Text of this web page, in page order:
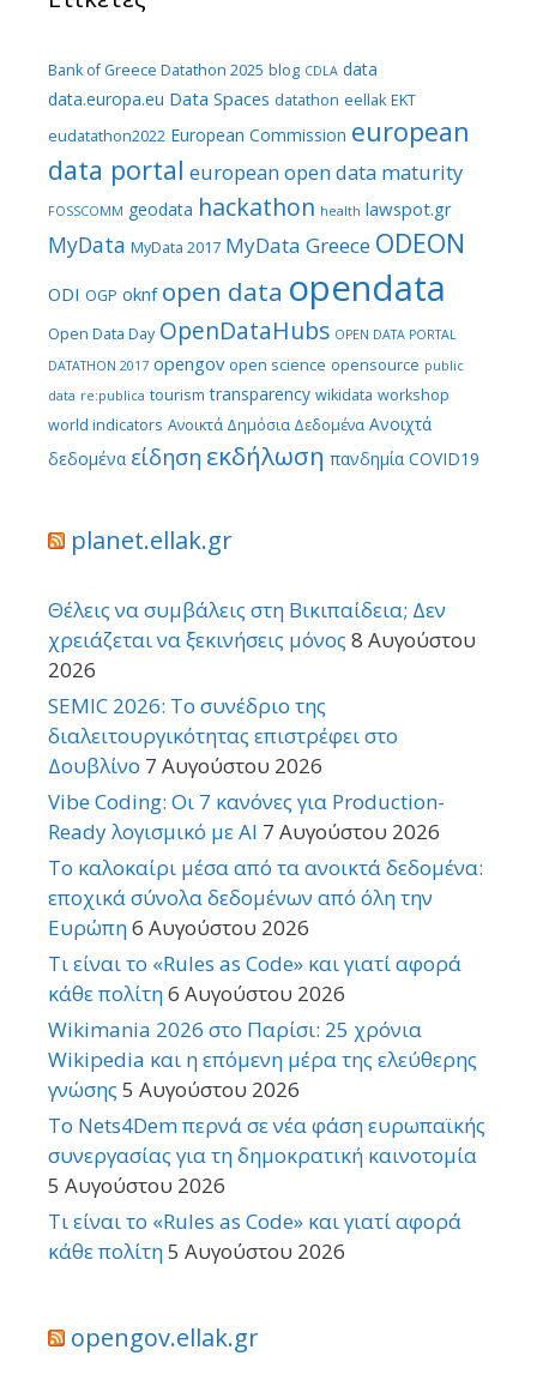
Bank of Greece Datathon 2025 blog CDLA data
data.europa.eu Data Spaces datathon eellak EKT
eudatathon2022 European Commission european
data portal european open data maturity
FOSSCOMM geodata hackathon health lawspot.gr
MyData MyData 2017 MyData Greece ODEON
ODI OGP oknf open data opendata
Open Data Day OpenDataHubs OPEN DATA PORTAL
DATATHON 2017 opengov open science opensource public
data re:publica tourism transparency wikidata workshop
world indicators Ανοικτά Δημόσια Δεδομένα Ανοιχτά
δεδομένα είδηση εκδήλωση πανδημία COVID19
planet.ellak.gr
Θέλεις να συμβάλεις στη Βικιπαίδεια; Δεν
χρειάζεται να ξεκινήσεις μόνος 8 Αυγούστου
2026
SEMIC 2026: Το συνέδριο της
διαλειτουργικότητας επιστρέφει στο
Δουβλίνο 7 Αυγούστου 2026
Vibe Coding: Οι 7 κανόνες για Production-
Ready λογισμικό με AI 7 Αυγούστου 2026
Το καλοκαίρι μέσα από τα ανοικτά δεδομένα:
εποχικά σύνολα δεδομένων από όλη την
Ευρώπη6 Αυγούστου 2026
Τι είναι το «Rules as Code» και γιατί αφορά
κάθε πολίτη6 Αυγούστου 2026
Wikimania 2026 στο Παρίσι: 25 χρόνια
Wikipedia και η επόμενη μέρα της ελεύθερης
γνώσης 5 Αυγούστου 2026
Το Nets4Dem περνά σε νέα φάση ευρωπαϊκής
συνεργασίας για τη δημοκρατική καινοτομία
5 Αυγούστου 2026
Τι είναι το «Rules as Code» και γιατί αφορά
κάθε πολίτη5 Αυγούστου 2026
opengov.ellak.gr